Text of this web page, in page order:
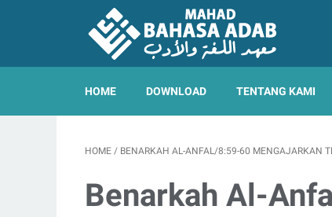
HOME DOWNLOAD TENTANG KAMI
HOME / BENARKAH AL-ANFAL/8:59-60 MENGAJARKAN
Benarkah Al-